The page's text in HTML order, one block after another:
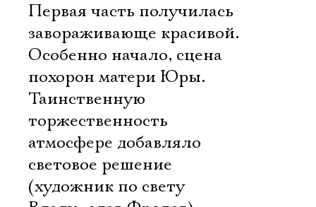
Первая часть получилась
завораживающе красивой.
Особенно начало, сцена
похорон матери Юры.
Таинственную
торжественность
атмосфере добавляло
световое решение
(художник по свету